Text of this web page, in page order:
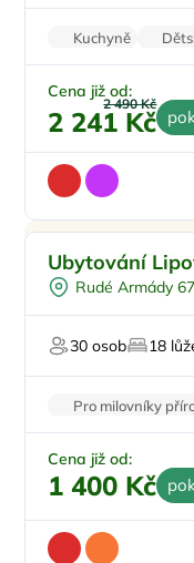
Kuchyně
Parkování
Cena již od:
2 490 Kč
2 241 Kč
Dětská postýlka
Venkovní gril
Pro milovníky vína
Ubytování
Rudé Armády
30 osob 18
Pro milovníky
Balkon/terasa
Cena již od:
1 400 Kč